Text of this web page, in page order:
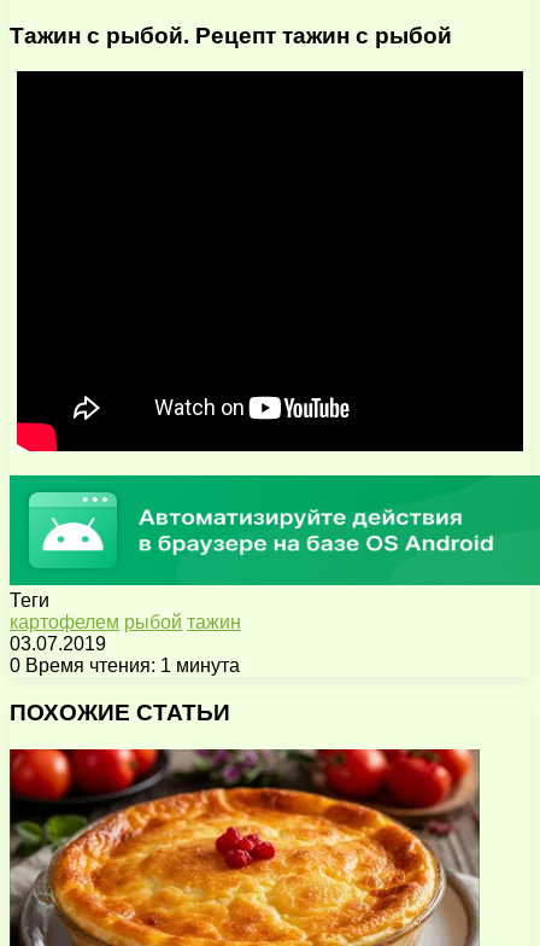
Тажин с рыбой. Рецепт тажин с рыбой
Теги
картофелем рыбой тажин
03.07.2019
0 Время чтения: 1 минута
через
почту
ПОХОЖИЕ СТАТЬИ